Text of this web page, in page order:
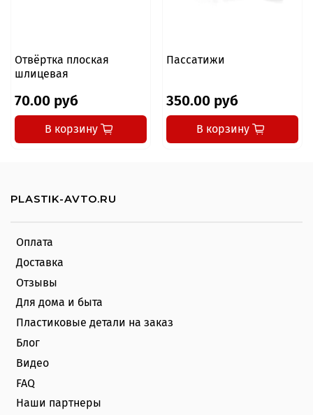
Отвёртка плоская
шлицевая
70.00 руб
В корзину
Пассатижи
350.00 руб
В корзину
Оплата
Доставка
Отзывы
Для дома и быта
Пластиковые детали на заказ
Блог
Видео
FAQ
Наши партнеры
PLASTIK-AVTO.RU